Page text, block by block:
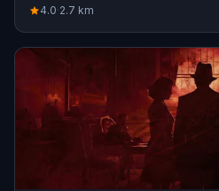
4.0·2.7 km